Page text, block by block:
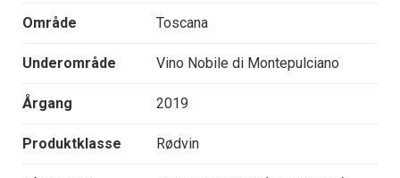
Område Toscana
Underområde Vino Nobile di Montepulciano
Årgang 2019
Produktklasse Rødvin